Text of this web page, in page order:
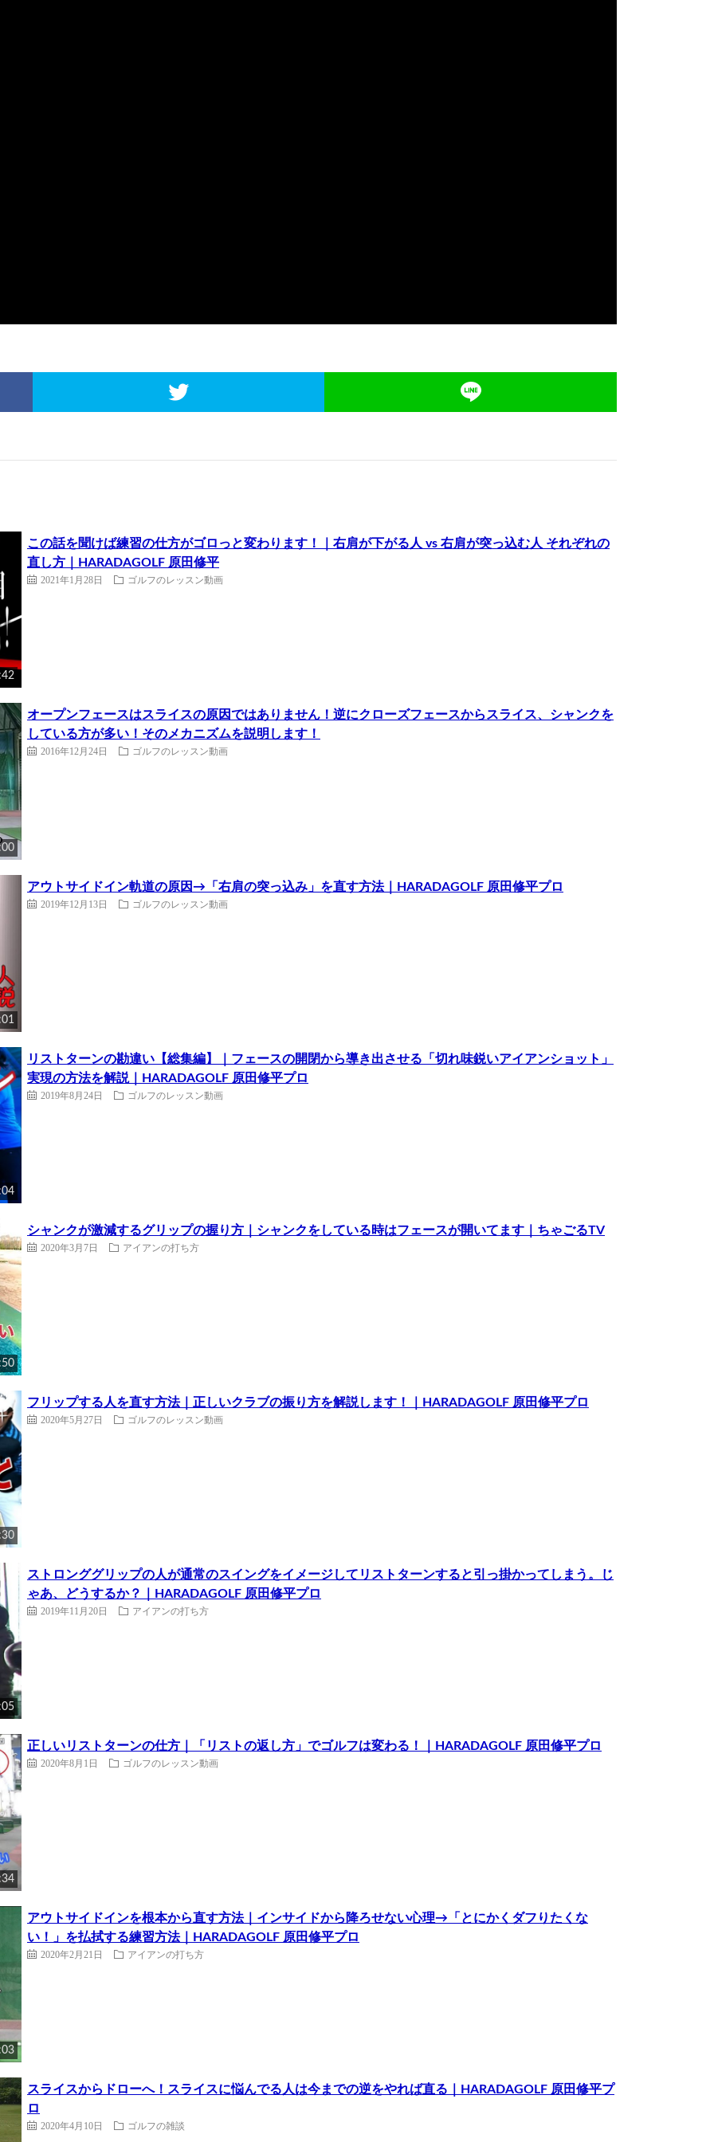
この話を聞けば練習の仕方がゴロっと変わります！｜右肩が下がる人 vs 右肩が突っ込む人 それぞれの
直し方｜HARADAGOLF 原田修平
2021年1月28日 ゴルフのレッスン動画
オープンフェースはスライスの原因ではありません！逆にクローズフェースからスライス、シャンクを
している方が多い！そのメカニズムを説明します！
2016年12月24日 ゴルフのレッスン動画
アウトサイドイン軌道の原因→「右肩の突っ込み」を直す方法｜HARADAGOLF 原田修平プロ
2019年12月13日 ゴルフのレッスン動画
リストターンの勘違い【総集編】｜フェースの開閉から導き出させる「切れ味鋭いアイアンショット」
実現の方法を解説｜HARADAGOLF 原田修平プロ
2019年8月24日 ゴルフのレッスン動画
シャンクが激減するグリップの握り方｜シャンクをしている時はフェースが開いてます｜ちゃごるTV
2020年3月7日 アイアンの打ち方
フリップする人を直す方法｜正しいクラブの振り方を解説します！｜HARADAGOLF 原田修平プロ
2020年5月27日 ゴルフのレッスン動画
ストロンググリップの人が通常のスイングをイメージしてリストターンすると引っ掛かってしまう。じ
ゃあ、どうするか？｜HARADAGOLF 原田修平プロ
2019年11月20日 アイアンの打ち方
正しいリストターンの仕方｜「リストの返し方」でゴルフは変わる！｜HARADAGOLF 原田修平プロ
2020年8月1日 ゴルフのレッスン動画
アウトサイドインを根本から直す方法｜インサイドから降ろせない心理→「とにかくダフりたくな
い！」を払拭する練習方法｜HARADAGOLF 原田修平プロ
2020年2月21日 アイアンの打ち方
スライスからドローへ！スライスに悩んでる人は今までの逆をやれば直る｜HARADAGOLF 原田修平プ
ロ
2020年4月10日 ゴルフの雑談